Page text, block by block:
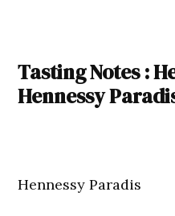
Tasting Notes :
Hennessy
Hennessy Paradis